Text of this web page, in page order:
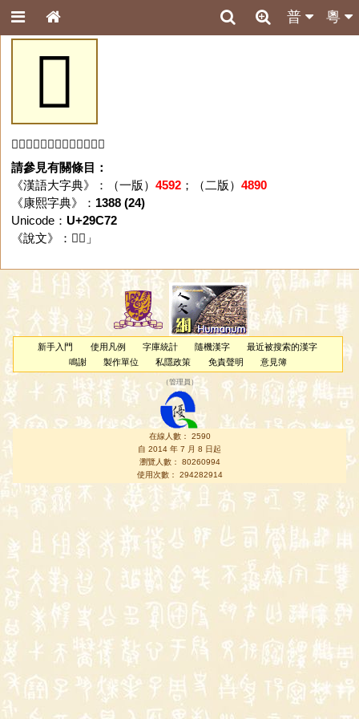
粵
普
𩱲
「𩱲」字未收錄於本資料庫。
請參見有關條目：
《漢語大字典》：（一版） 4592；（二版） 4890
《康熙字典》： 1388 (24)
Unicode： U+29C72
《說文》：「 𩱲 」
新手入門 使用凡例 字庫統計 隨機漢字
最近被搜索的漢字
鳴謝
製作單位 私隱政策 免責聲明 意見簿
（管理員 ）
在線人數： 2590
自 2014 年 7 月 8 日起
瀏覽人數： 80260994
使用次數： 294282914